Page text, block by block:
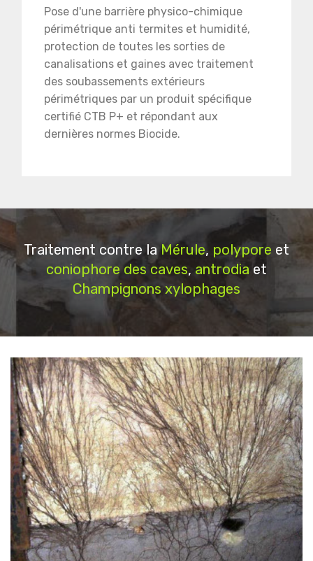
Pose d'une barrière physico-chimique
périmétrique anti termites et humidité,
protection de toutes les sorties de
canalisations et gaines avec traitement
des soubassements extérieurs
périmétriques par un produit spécifique
certifié CTB P+ et répondant aux
dernières normes Biocide.
Traitement contre laMérule, polypore et
coniophore des caves, antrodia et
Champignons xylophages